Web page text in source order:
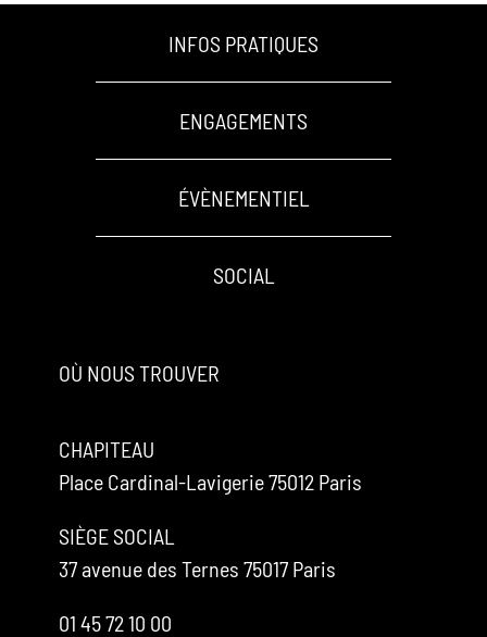
INFOS PRATIQUES
ENGAGEMENTS
ÉVÈNEMENTIEL
SOCIAL
OÙ NOUS TROUVER
CHAPITEAU
Place Cardinal-Lavigerie 75012 Paris
SIÈGE SOCIAL
37 avenue des Ternes 75017 Paris
01 45 72 10 00